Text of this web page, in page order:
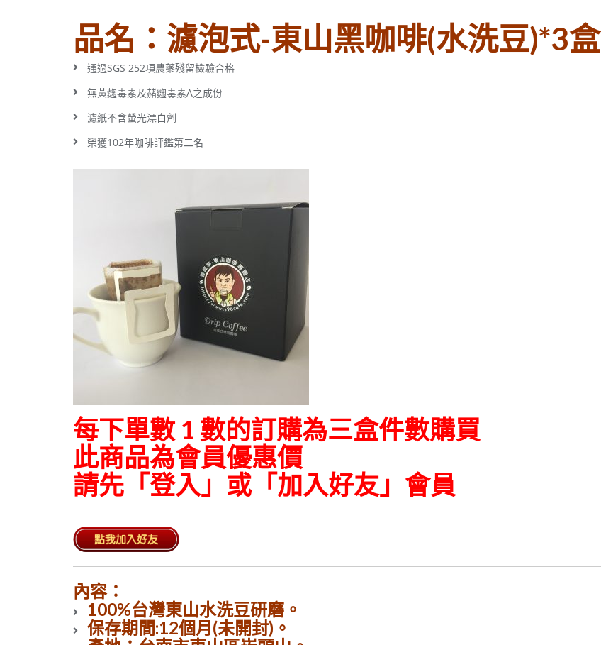
品名：濾泡式-東山黑咖啡(水洗豆)*3盒
通過SGS 252項農藥殘留檢驗合格
無黃麴毒素及赭麴毒素A之成份
濾紙不含螢光漂白劑
榮獲102年咖啡評鑑第二名
每下單數 1 數的訂購為三盒件數購買
此商品為會員優惠價
請先「登入」或「加入好友」會員
內容：
100%台灣東山水洗豆研磨。
保存期間:12個月(未開封)。